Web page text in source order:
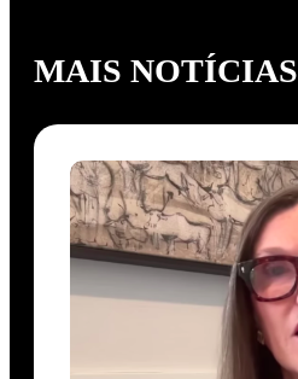
MAIS NOTÍCIAS